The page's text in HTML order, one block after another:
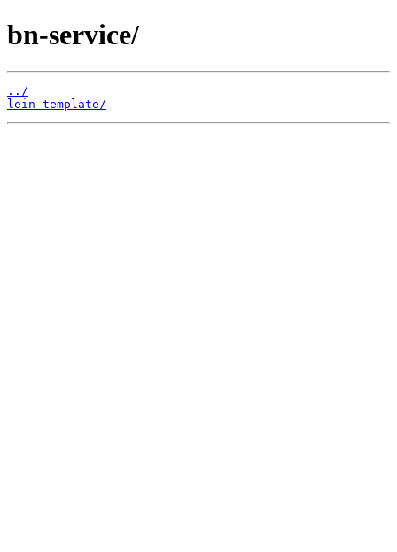
bn-service/
../
lein-template/